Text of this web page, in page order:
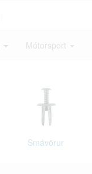
Mótorsport
Smávörur